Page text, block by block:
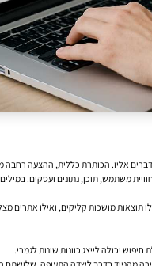
אליו. הכותרת כללית, ההצעה
משתמש, תוכן, נתונים ועסקים.
מושכות קליקים, ואילו אתרים
יכולה לייצג כוונות שונות לגמרי.